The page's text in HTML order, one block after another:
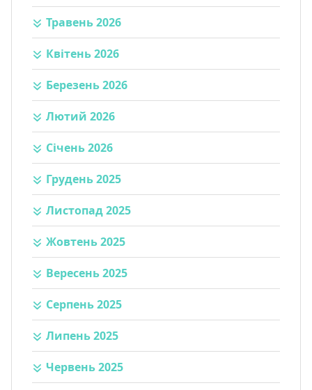
Травень 2026
Квітень 2026
Березень 2026
Лютий 2026
Січень 2026
Грудень 2025
Листопад 2025
Жовтень 2025
Вересень 2025
Серпень 2025
Липень 2025
Червень 2025